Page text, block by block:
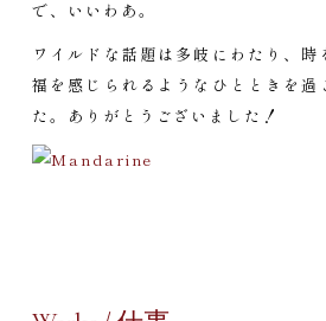
で、いいわあ。
ワイルドな話題は多岐にわたり、
福を感じられるようなひとときを過
た。ありがとうございました！